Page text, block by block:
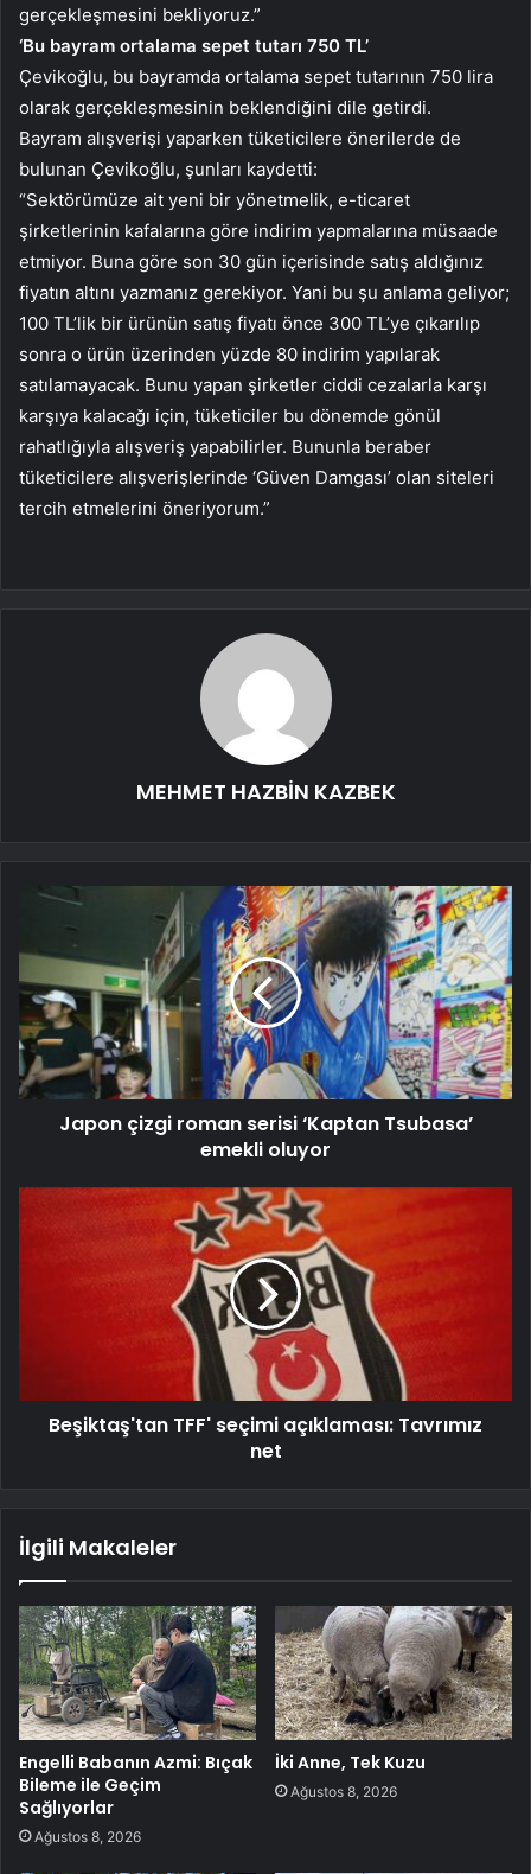
gerçekleşmesini bekliyoruz.”
‘Bu bayram ortalama sepet tutarı 750 TL’
Çevikoğlu, bu bayramda ortalama sepet tutarının 750 lira
olarak gerçekleşmesinin beklendiğini dile getirdi.
Bayram alışverişi yaparken tüketicilere önerilerde de
bulunan Çevikoğlu, şunları kaydetti:
“Sektörümüze ait yeni bir yönetmelik, e-ticaret
şirketlerinin kafalarına göre indirim yapmalarına müsaade
etmiyor. Buna göre son 30 gün içerisinde satış aldığınız
fiyatın altını yazmanız gerekiyor. Yani bu şu anlama geliyor;
100 TL’lik bir ürünün satış fiyatı önce 300 TL’ye çıkarılıp
sonra o ürün üzerinden yüzde 80 indirim yapılarak
satılamayacak. Bunu yapan şirketler ciddi cezalarla karşı
karşıya kalacağı için, tüketiciler bu dönemde gönül
rahatlığıyla alışveriş yapabilirler. Bununla beraber
tüketicilere alışverişlerinde ‘Güven Damgası’ olan siteleri
tercih etmelerini öneriyorum.”
MEHMET HAZBİN KAZBEK
Japon çizgi roman serisi ‘Kaptan Tsubasa’
emekli oluyor
Beşiktaş'tan TFF' seçimi açıklaması: Tavrımız
net
İlgili Makaleler
Engelli Babanın Azmi: Bıçak
Bileme ile Geçim
Sağlıyorlar
Ağustos 8, 2026
İki Anne, Tek Kuzu
Ağustos 8, 2026